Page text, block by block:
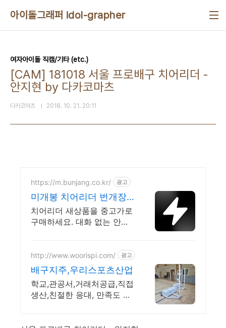
아이돌그래퍼 idol-grapher
여자아이돌 직캠/기타 (etc.)
[CAM] 181018 서울 프로배구 치어리더 -
안지현 by 다카코마츠
다카코마츠 2018. 10. 21. 20:11
https://m.bunjang.co.kr/ 광고
미개봉 치어리더 번개장
터 국내 최대 브랜드 중고
거래
치어리더 새상품을 중고가로
구매하세요. 대화 없는 안전
상품 매일 10만 개 이상의 신
규 상품 업로드
http://www.woorispi.com/ 광고
배구지주,우리스포츠산업
학교,관공서,거래처공급,직접
생산,친절한 응대, 만족도 높